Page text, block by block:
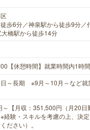
歩6分／神泉駅から徒歩9分／
橋駅から徒歩14分
【休憩時間】就業時間内1時間
日～長期 ※9月～10月～など就
～【月収：351,500円（月20日
経験・スキルを考慮の上、決
ださい）。